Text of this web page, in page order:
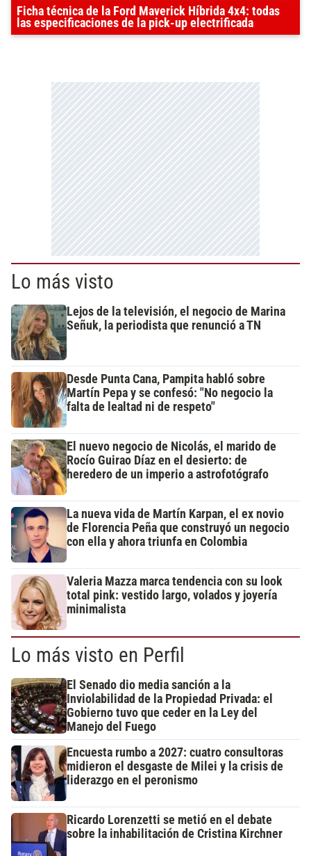
Ficha técnica de la Ford Maverick Híbrida 4x4: todas
las especificaciones de la pick-up electrificada
Lo más visto
Lejos de la televisión, el negocio de Marina
Señuk, la periodista que renunció a TN
Desde Punta Cana, Pampita habló sobre
Martín Pepa y se confesó: "No negocio la
falta de lealtad ni de respeto"
El nuevo negocio de Nicolás, el marido de
Rocío Guirao Díaz en el desierto: de
heredero de un imperio a astrofotógrafo
La nueva vida de Martín Karpan, el ex novio
de Florencia Peña que construyó un negocio
con ella y ahora triunfa en Colombia
Valeria Mazza marca tendencia con su look
total pink: vestido largo, volados y joyería
minimalista
Lo más visto en Perfil
El Senado dio media sanción a la
Inviolabilidad de la Propiedad Privada: el
Gobierno tuvo que ceder en la Ley del
Manejo del Fuego
Encuesta rumbo a 2027: cuatro consultoras
midieron el desgaste de Milei y la crisis de
liderazgo en el peronismo
Ricardo Lorenzetti se metió en el debate
sobre la inhabilitación de Cristina Kirchner